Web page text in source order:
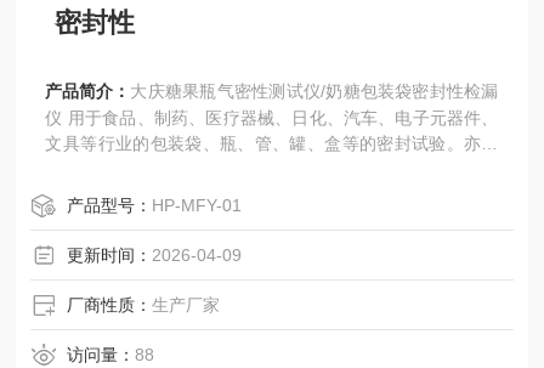
密封性
产品简介： 大庆糖果瓶气密性测试仪/奶糖包装袋密封性检漏
仪 用于食品、制药、医疗器械、日化、汽车、电子元器件、
文具等行业的包装袋、瓶、管、罐、盒等的密封试验。亦可
平稳、快速形成真空实验环境
数字预置试验真空度及真空保持时间
微电脑集成电路控制，实验过程程序化、自动化
采用高质量系统元件、性能稳定
产品型号： HP-MFY-01
更新时间： 2026-04-09
厂商性质：生产厂家
访问量：88